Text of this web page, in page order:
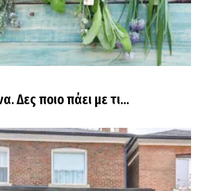
Δες ποιο πάει με τι…